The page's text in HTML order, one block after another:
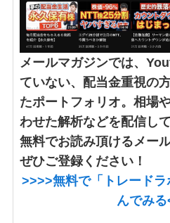
メールマガジンでは、
ていない、配当金重視の
たポートフォリオ。相場
わせた解析などを配信して
無料でお読み頂けるメー
ぜひご登録ください！
>>>>無料で「トレードラ
んでみ